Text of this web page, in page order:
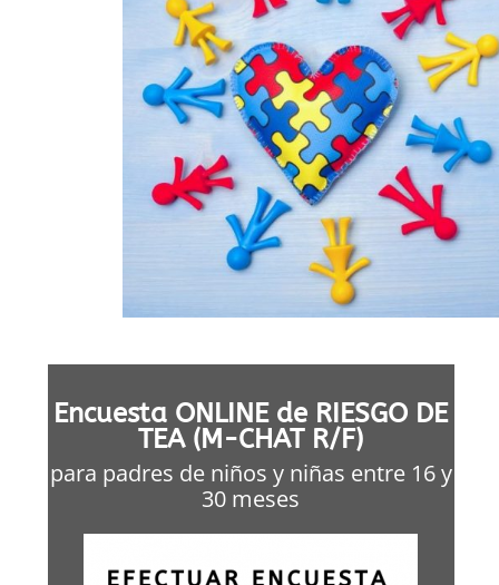
Encuesta ONLINE de RIESGO DE
TEA (M-CHAT R/F)
para padres de niños y niñas entre 16 y
30 meses